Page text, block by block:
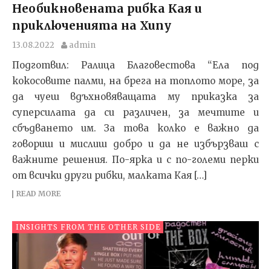
Необикновената рибка Кая и
приключенията на Хипу
13.08.2022 admin
Подготвил: Ралица Благовестова “Ела под
кокосовите палми, на брега на топлото море, за
да чуеш вдъхновяващата му приказка за
суперсилата да си различен, за мечтите и
сбъдването им. За това колко е важно да
говориш и мислиш добро и да не избързваш с
важните решения. По-ярка и с по-големи перки
от всички други рибки, малката Кая […]
READ MORE
INSIGHTS FROM THE OTHER SIDE